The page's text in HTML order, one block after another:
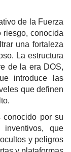
de la Fuerza
riesgo, conocida
una fortaleza
La estructura
de la era DOS,
introduce las
que definen
por su
que
y peligros